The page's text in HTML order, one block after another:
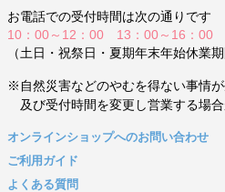
お電話での受付時間は次の通りです
10：00～12：00 13：00～16：00
（土日・祝祭日・夏期年末年始休業期
※自然災害などのやむを得ない事情
及び受付時間を変更し営業する場合
オンラインショップへのお問い合わせ
ご利用ガイド
よくある質問